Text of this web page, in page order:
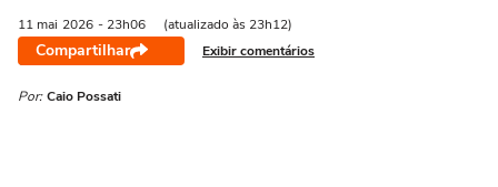
11 mai 2026 - 23h06 (atualizado às 23h12)
Compartilhar Exibir comentários
Por: Caio Possati